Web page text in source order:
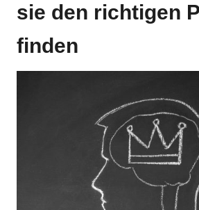
sie den richtigen
finden